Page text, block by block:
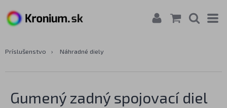
Príslušenstvo › Náhradné diely
Gumený zadný spojovací diel